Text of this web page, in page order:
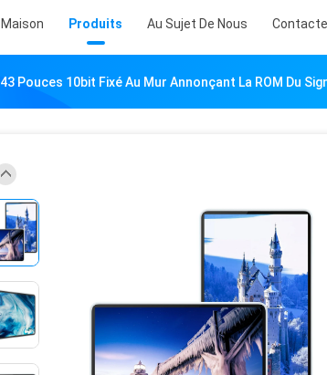
Maison Produits Au Sujet De Nous
43 Pouces 10bit Fixé Au Mur Annonçant La ROM Du